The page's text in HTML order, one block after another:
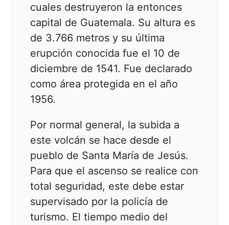
cuales destruyeron la entonces
capital de Guatemala. Su altura es
de 3.766 metros y su última
erupción conocida fue el 10 de
diciembre de 1541. Fue declarado
como área protegida en el año
1956.
Por normal general, la subida a
este volcán se hace desde el
pueblo de Santa María de Jesús.
Para que el ascenso se realice con
total seguridad, este debe estar
supervisado por la policía de
turismo. El tiempo medio del